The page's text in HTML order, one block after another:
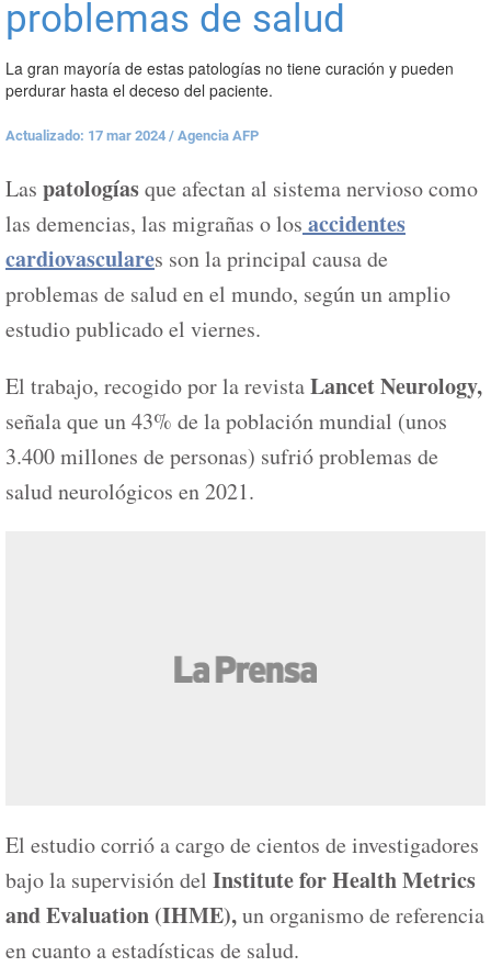
problemas de salud
La gran mayoría de estas patologías no tiene curación y pueden
perdurar hasta el deceso del paciente.
Actualizado: 17 mar 2024 / Agencia AFP
Las patologíasque afectan al sistema nervioso como
las demencias, las migrañas o los accidentes
cardiovasculares son la principal causa de
problemas de salud en el mundo, según un amplio
estudio publicado el viernes.
El trabajo, recogido por la revistaLancet Neurology,
señala que un 43% de la población mundial (unos
3.400 millones de personas) sufrió problemas de
salud neurológicos en 2021.
El estudio corrió a cargo de cientos de investigadores
bajo la supervisión del Institute for Health Metrics
and Evaluation (IHME),un organismo de referencia
en cuanto a estadísticas de salud.